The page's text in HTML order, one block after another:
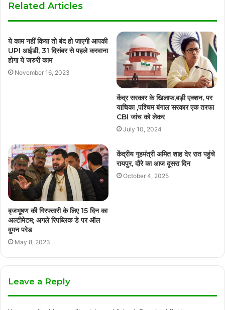
Related Articles
ये काम नहीं किया तो बंद हो जाएगी आपकी
UPI आईडी, 31 दिसंबर से पहले करवाना
होगा ये जरुरी काम
November 16, 2023
केंद्र सरकार के खिलाफ,बड़ी एक्शन, पर
याचिका ,पश्चिम बंगाल सरकार एक तरफा
CBI जांच को लेकर
July 10, 2024
बृजभूषण की गिरफ्तारी के लिए 15 दिन का
अल्टीमेटम; अगले रिपब्लिक डे पर ऑल
वुमन परेड
May 8, 2023
केंद्रीय गृहमंत्री अमित शाह देर रात पहुंचे
रायपुर, दौरे का आज दूसरा दिन
October 4, 2025
Leave a Reply